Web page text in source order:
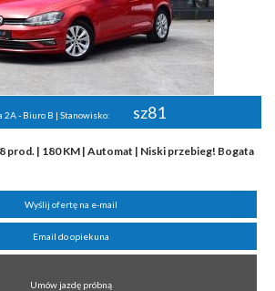
2A - Biuro B | Stanowisko: sz81
prod. | 180 KM | Automat | Niski przebieg! Bogata
Wyślij ofertę na e-mail
Email do opiekuna
Umów jazdę próbną